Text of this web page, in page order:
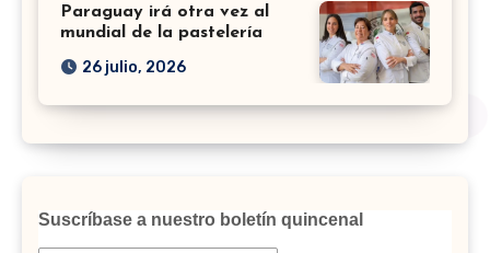
Paraguay irá otra vez al
mundial de la pastelería
26 julio, 2026
Suscríbase a nuestro boletín quincenal